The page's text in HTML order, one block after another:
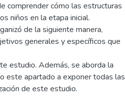
comprender cómo las estructuras
niños en la etapa inicial.
de la siguiente manera,
generales y específicos que
estudio. Además, se aborda la
este apartado a exponer todas las
de este estudio.